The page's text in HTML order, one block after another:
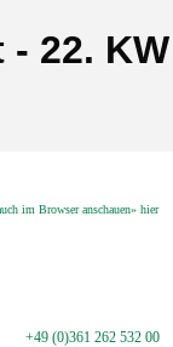
22. KW
im Browser anschauen» hier
+49 (0)361 262 532 00